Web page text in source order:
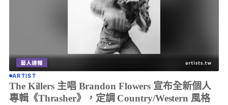
ARTIST
The Killers 主唱 Brandon Flowers 宣布全新個人
專輯《Thrasher》，定調 Country/Western 風格